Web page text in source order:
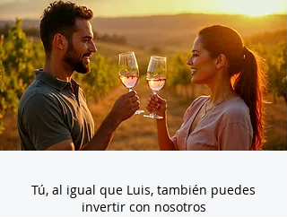
Tú, al igual que Luis, también puedes
invertir con nosotros